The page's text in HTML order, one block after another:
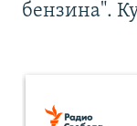
бензина".